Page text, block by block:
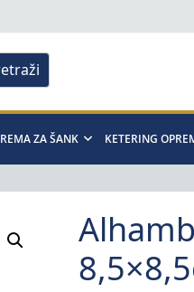
ZA ŠANK KETERING